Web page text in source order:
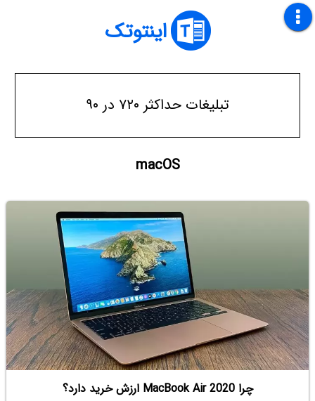
اینتوتک
تبلیغات حداکثر ۷۲۰ در ۹۰
macOS
چرا MacBook Air 2020 ارزش خرید دارد؟